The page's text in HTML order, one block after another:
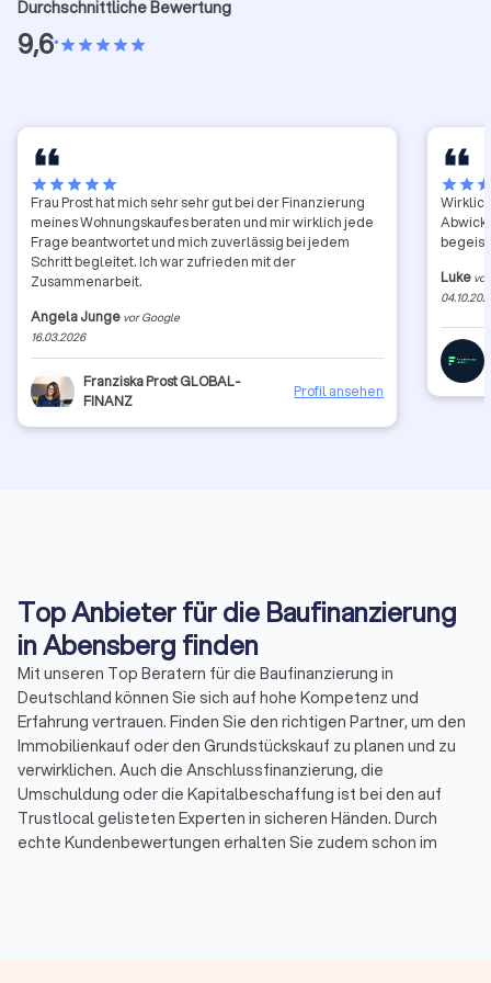
Durchschnittliche Bewertung
9,6•starstarstarstarstar
starstarstarstarstar
Frau Prost hat mich sehr sehr gut bei der Finanzierung
meines Wohnungskaufes beraten und mir wirklich jede
Frage beantwortet und mich zuverlässig bei jedem
Schritt begleitet. Ich war zufrieden mit der
Zusammenarbeit.
Angela Junge vor Google
16.03.2026
Franziska Prost GLOBAL-
FINANZ
Profil ansehen
starstar
Luke
Top Anbieter für die Baufinanzierung
in Abensberg finden
Mit unseren Top Beratern für die Baufinanzierung in
Deutschland können Sie sich auf hohe Kompetenz und
Erfahrung vertrauen. Finden Sie den richtigen Partner, um den
Immobilienkauf oder den Grundstückskauf zu planen und zu
verwirklichen. Auch die Anschlussfinanzierung, die
Umschuldung oder die Kapitalbeschaffung ist bei den auf
Trustlocal gelisteten Experten in sicheren Händen. Durch
echte Kundenbewertungen erhalten Sie zudem schon im